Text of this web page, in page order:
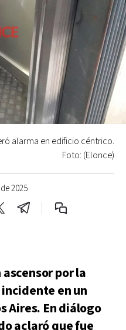
2025
alarma en edificio céntrico.
Foto: (Elonce)
por la
en un
Aires. En diálogo
aclaró que fue